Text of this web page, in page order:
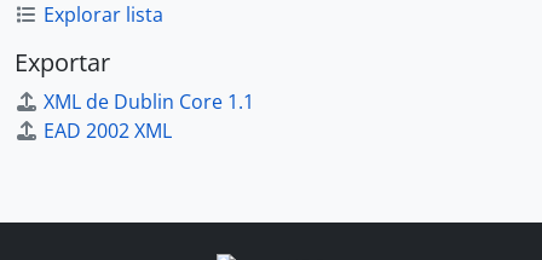
Explorar lista
Exportar
XML de Dublin Core 1.1
EAD 2002 XML